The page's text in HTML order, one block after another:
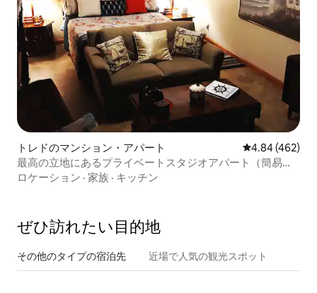
トレドのマンション・アパート レビュー462
4.84 (462)
最高の立地にあるプライベートスタジオアパート（簡易キ
ッチン付き）
ロケーション · 家族 · キッチン
ぜひ訪⁠れ⁠た⁠い目⁠的⁠地
その他のタ⁠イ⁠プ⁠の宿⁠泊⁠先 近場で人気の観光スポット